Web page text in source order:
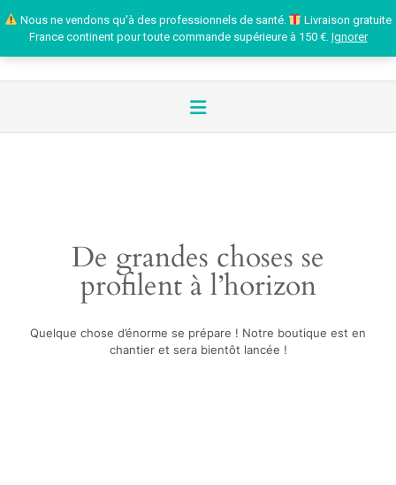
Nous ne vendons qu'à des professionnels de santé.
Livraison gratuite
France continent pour toute commande supérieure à 150 €. Ignorer
De grandes choses se
profilent à l’horizon
Quelque chose d’énorme se prépare ! Notre boutique est en
chantier et sera bientôt lancée !